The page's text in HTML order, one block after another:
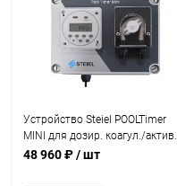
Устройство Steiel POOLTimer
MINI для дозир. коагул./актив.
кисл./альгиц.+тайм+нас. 2,4л/ч
48 960 ₽/ шт